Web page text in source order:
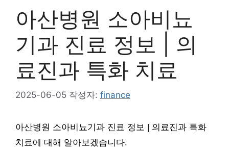
아산병원 소아비뇨
기과 진료 정보 | 의
료진과 특화 치료
2025-06-05 작성자: finance
아산병원 소아비뇨기과 진료 정보 | 의료진과 특화
치료에 대해 알아보겠습니다.